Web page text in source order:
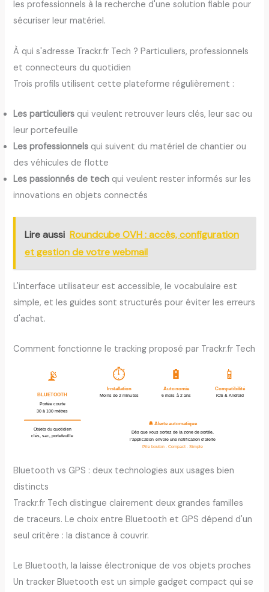
les professionnels à la recherche d'une solution fiable pour
sécuriser leur matériel.
À qui s'adresse Trackr.fr Tech ? Particuliers, professionnels
et connecteurs du quotidien
Trois profils utilisent cette plateforme régulièrement :
Les particuliers qui veulent retrouver leurs clés, leur sac ou
leur portefeuille
Les professionnels qui suivent du matériel de chantier ou
des véhicules de flotte
Les passionnés de tech qui veulent rester informés sur les
innovations en objets connectés
Lire aussi Roundcube OVH : accès, configuration
et gestion de votre webmail
L'interface utilisateur est accessible, le vocabulaire est
simple, et les guides sont structurés pour éviter les erreurs
d'achat.
Comment fonctionne le tracking proposé par Trackr.fr Tech
📡
BLUETOOTH
Portée courte
30 à 100 mètres
Objets du quotidien
clés, sac, portefeuille
⏱
Installation
Moins de 2 minutes
🔋
Autonomie
6 mois à 2 ans
📱
Compatibilité
iOS & Android
🔔 Alerte automatique
Dès que vous sortez de la zone de portée,
l’application envoie une notification d’alerte
Pile bouton · Compact · Simple
Bluetooth vs GPS : deux technologies aux usages bien
distincts
Trackr.fr Tech distingue clairement deux grandes familles
de traceurs. Le choix entre Bluetooth et GPS dépend d'un
seul critère : la distance à couvrir.
Le Bluetooth, la laisse électronique de vos objets proches
Un tracker Bluetooth est un simple gadget compact qui se